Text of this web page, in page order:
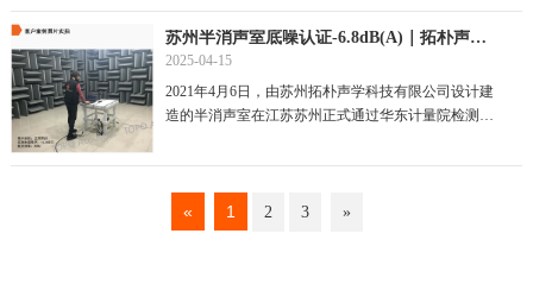
苏州半消声室底噪认证-6.8dB(A)｜拓朴声学创国内静音新纪录
2025-04-15
2021年4月6日，由苏州拓朴声学科技有限公司设计建
造的半消声室在江苏苏州正式通过华东计量院检测认
« 1 2 3 »